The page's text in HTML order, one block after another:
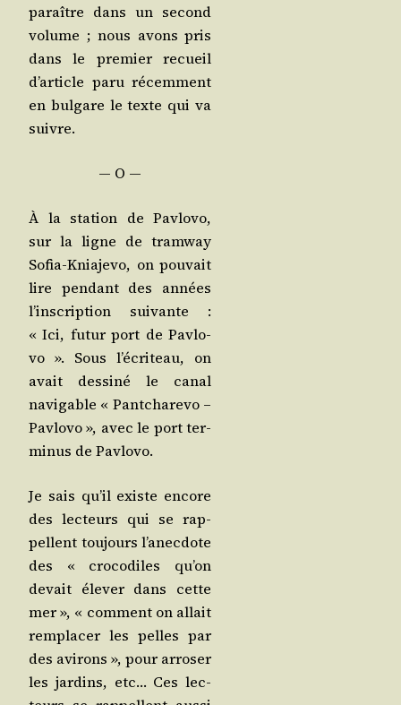
paraître dans un second
volume ; nous avons pris
dans le pre­mier recueil
d’ar­ticle paru récem­ment
en bul­gare le texte qui va
suivre.
— O —
À la sta­tion de Pav­lo­vo,
sur la ligne de tram­way
Sofia-Knia­je­vo, on pou­vait
lire pen­dant des années
l’ins­crip­tion sui­vante :
« Ici, futur port de Pav­lo­
vo ». Sous l’é­cri­teau, on
avait des­si­né le canal
navi­gable « Pant­cha­re­vo –
Pav­lo­vo », avec le port ter­
mi­nus de Pavlovo.
Je sais qu’il existe encore
des lec­teurs qui se rap­
pellent tou­jours l’a­nec­dote
des « cro­co­diles qu’on
devait éle­ver dans cette
mer », « com­ment on allait
rem­pla­cer les pelles par
des avi­rons », pour arro­ser
les jar­dins, etc… Ces lec­